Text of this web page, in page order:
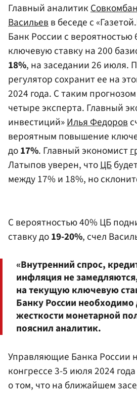
Главный аналитик
Васильевв беседе с
Банк России с вероятностью
ключевую ставку на 200
18%, на заседании 26 июля.
регулятор сохранит ее на
2024 года. С таким
четыре эксперта. Главный
инвестиций»Илья Федоров
вероятным повышение
до17%. Главный экономист
Латыпов уверен, чтоЦБ
между 17% и 18%, но
С вероятностью 40% ЦБ
ставку до19-20%, счел
«Внутренний спрос,
инфляция не
на текущую ключевую
Банку России необходимо
жесткости монетарной
пояснил аналитик.
Управляющие Банка России
конгрессе 3-5 июля 2024
о том, что на ближайшем